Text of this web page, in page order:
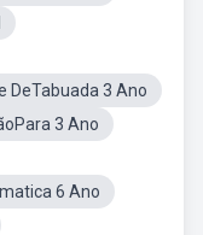
DeTabuada 3 Ano
3 Ano
6 Ano